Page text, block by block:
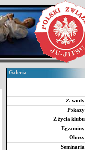
Galeria
Zawody
Pokazy
Z życia klubu
Egzaminy
Obozy
Seminaria